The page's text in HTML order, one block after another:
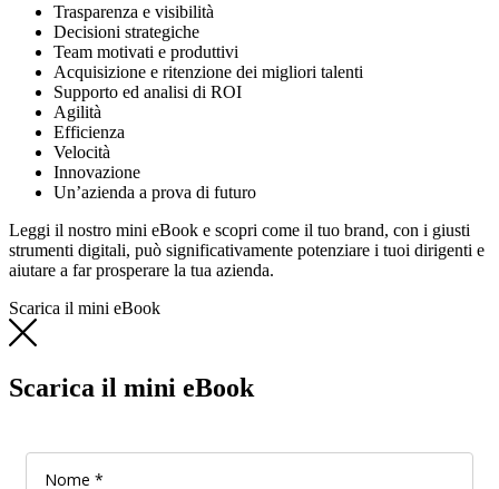
Trasparenza e visibilità
Decisioni strategiche
Team motivati e produttivi
Acquisizione e ritenzione dei migliori talenti
Supporto ed analisi di ROI
Agilità
Efficienza
Velocità
Innovazione
Un’azienda a prova di futuro
Leggi il nostro mini eBook e scopri come il tuo brand, con i giusti
strumenti digitali, può significativamente potenziare i tuoi dirigenti e
aiutare a far prosperare la tua azienda.
Scarica il mini eBook
Scarica il mini eBook